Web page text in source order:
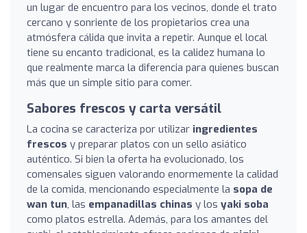
un lugar de encuentro para los vecinos, donde el trato
cercano y sonriente de los propietarios crea una
atmósfera cálida que invita a repetir. Aunque el local
tiene su encanto tradicional, es la calidez humana lo
que realmente marca la diferencia para quienes buscan
más que un simple sitio para comer.
Sabores frescos y carta versátil
La cocina se caracteriza por utilizar ingredientes
frescos y preparar platos con un sello asiático
auténtico. Si bien la oferta ha evolucionado, los
comensales siguen valorando enormemente la calidad
de la comida, mencionando especialmente la sopa de
wan tun, las empanadillas chinas y los yaki soba
como platos estrella. Además, para los amantes del